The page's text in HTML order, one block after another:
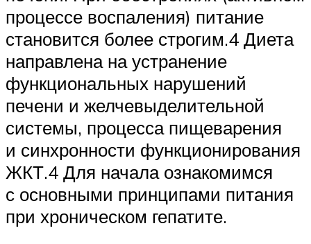
процессе воспаления) питание
становится более строгим.4 Диета
направлена на устранение
функциональных нарушений
печени и желчевыделительной
системы, процесса пищеварения
и синхронности функционирования
ЖКТ.4 Для начала ознакомимся
с основными принципами питания
при хроническом гепатите.